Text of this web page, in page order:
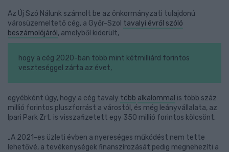
Az Új Szó Nálunk számolt be az önkormányzati tulajdonú
városüzemeltető cég, a Győr-Szol tavalyi évről szóló
beszámolójáról , amelyből kiderült,
hogy a cég 2020-ban több mint kétmilliárd forintos
veszteséggel zárta az évet,
egyébként úgy, hogy a cég tavaly több alkalommal is több száz
millió forintos pluszforrást a várostól, és még leányvállalata, az
Ipari Park Zrt. is visszafizetett egy 350 millió forintos kölcsönt.
„A 2021-es üzleti évben a nyereséges működést nem tette
lehetővé, a tevékenységek finanszírozását pedig megnehezíti a